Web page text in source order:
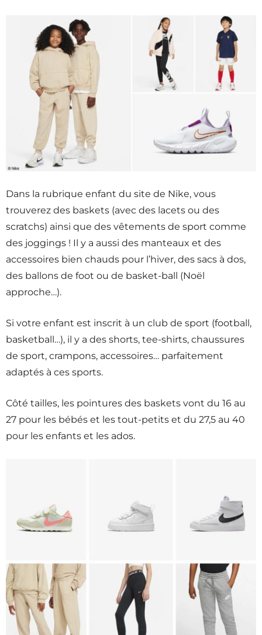
Dans la rubrique enfant du site de Nike, vous
trouverez des baskets (avec des lacets ou des
scratchs) ainsi que des vêtements de sport comme
des joggings ! Il y a aussi des manteaux et des
accessoires bien chauds pour l’hiver, des sacs à dos,
des ballons de foot ou de basket-ball (Noël
approche…).
Si votre enfant est inscrit à un club de sport (football,
basketball…), il y a des shorts, tee-shirts, chaussures
de sport, crampons, accessoires… parfaitement
adaptés à ces sports.
Côté tailles, les pointures des baskets vont du 16 au
27 pour les bébés et les tout-petits et du 27,5 au 40
pour les enfants et les ados.